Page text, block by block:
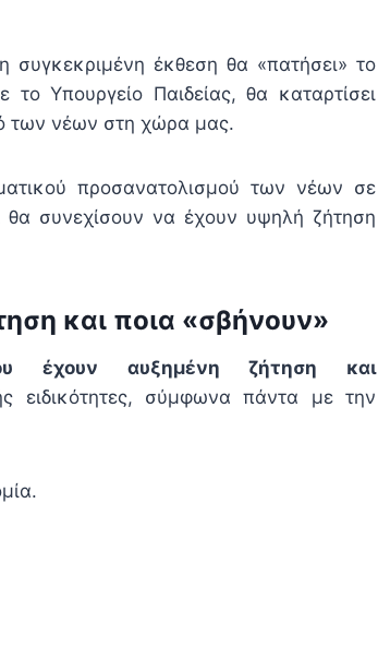
συγκεκριμένη έκθεση θα «πατήσει» το
Υπουργείο Παιδείας, θα καταρτίσει
των νέων στη χώρα μας.
προσανατολισμού των νέων σε
θα συνεχίσουν να έχουν υψηλή ζήτηση
και ποια «σβήνουν»
έχουν αυξημένη ζήτηση και
ειδικότητες, σύμφωνα πάντα με την